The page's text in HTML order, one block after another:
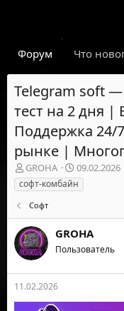
Форум Что
Telegram soft
тест на 2 дня |
Поддержка
рынке |
А
в
т
о
р
т
е
м
GROHA
Д
а
т
н
а
а
09.02.2026
софт-комбайн
Софт
GROHA
Пользователь
11.02.2026